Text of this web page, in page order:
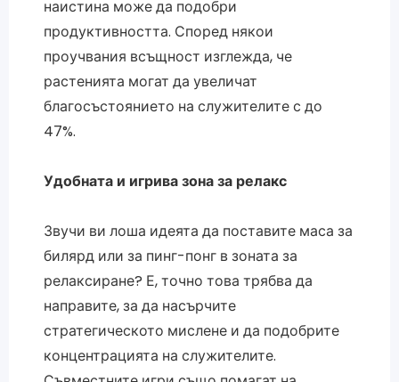
наистина може да подобри
продуктивността. Според някои
проучвания всъщност изглежда, че
растенията могат да увеличат
благосъстоянието на служителите с до
47%.
Удобната и игрива зона за релакс
Звучи ви лоша идеята да поставите маса за
билярд или за пинг-понг в зоната за
релаксиране? Е, точно това трябва да
направите, за да насърчите
стратегическото мислене и да подобрите
концентрацията на служителите.